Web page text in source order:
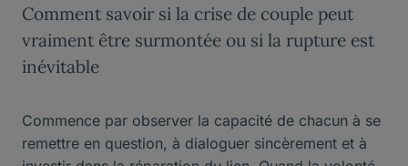
Comment savoir si la crise de couple peut
vraiment être surmontée ou si la rupture est
inévitable
Commence par observer la capacité de chacun à se
remettre en question, à dialoguer sincèrement et à